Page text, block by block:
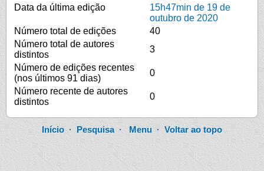
Data da última edição
15h47min de 19 de
outubro de 2020
Número total de edições
40
Número total de autores
distintos
3
Número de edições recentes
(nos últimos 91 dias)
0
Número recente de autores
distintos
0
Início·Pesquisa·Menu ·Voltar ao topo